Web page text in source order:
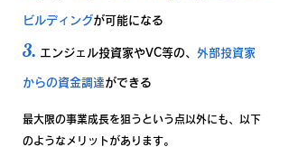
ビルディングが可能になる
3. エンジェル投資家やVC等の、 外部投資家
からの資金調達ができる​
​最大限の事業成長を狙うという点以外にも、以下
のようなメリットがあります。